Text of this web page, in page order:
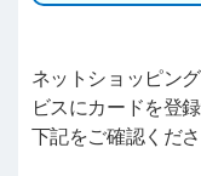
ネットショッピン
ビスにカードを登
下記をご確認くださ